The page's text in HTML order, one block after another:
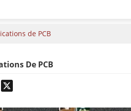
de PCB
De PCB
X